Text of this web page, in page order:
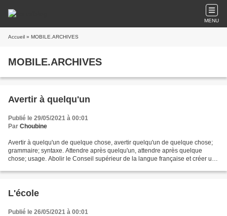
MENU
Accueil » MOBILE.ARCHIVES
MOBILE.ARCHIVES
Avertir à quelqu'un
Publié le 29/05/2021 à 00:01
Par Choubine
Avertir à quelqu'un de quelque chose, avertir quelqu'un de quelque chose;
grammaire; syntaxe. Attendre après quelqu'un, attendre après quelque
chose; usage. Abolir le Conseil supérieur de la langue française et créer un
L'école
Publié le 26/05/2021 à 00:01